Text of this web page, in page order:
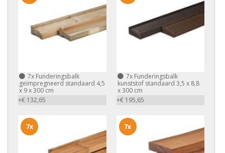
7x Funderingsbalk
geïmpregneerd standaard 4,5
x 9 x 300 cm
+€ 132,65
7xFunderingsbalk
kunststof standaard 3,5 x 8,8
x 300 cm
+€ 195,65
7x 7x